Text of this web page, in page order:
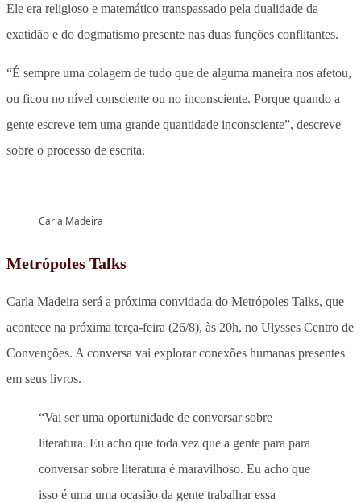
Ele era religioso e matemático transpassado pela dualidade da
exatidão e do dogmatismo presente nas duas funções conflitantes.
“É sempre uma colagem de tudo que de alguma maneira nos afetou,
ou ficou no nível consciente ou no inconsciente. Porque quando a
gente escreve tem uma grande quantidade inconsciente”, descreve
sobre o processo de escrita.
Carla Madeira
Metrópoles Talks
Carla Madeira será a próxima convidada do Metrópoles Talks, que
acontece na próxima terça-feira (26/8), às 20h, no Ulysses Centro de
Convenções. A conversa vai explorar conexões humanas presentes
em seus livros.
“Vai ser uma oportunidade de conversar sobre
literatura. Eu acho que toda vez que a gente para para
conversar sobre literatura é maravilhoso. Eu acho que
isso é uma uma ocasião da gente trabalhar essa